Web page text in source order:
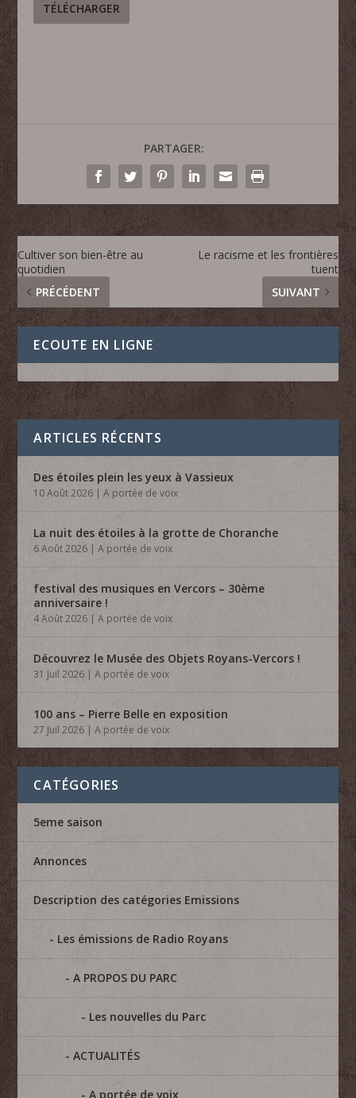
TÉLÉCHARGER
PARTAGER:
Cultiver son bien-être au
quotidien
PRÉCÉDENT
Le racisme et les frontières
tuent
SUIVANT
ECOUTE EN LIGNE
ARTICLES RÉCENTS
Des étoiles plein les yeux à Vassieux
10 Août 2026 |A portée de voix
La nuit des étoiles à la grotte de Choranche
6 Août 2026 |A portée de voix
festival des musiques en Vercors – 30ème
anniversaire !
4 Août 2026 |A portée de voix
Découvrez le Musée des Objets Royans-Vercors !
31 Juil 2026 |A portée de voix
100 ans – Pierre Belle en exposition
27 Juil 2026 |A portée de voix
CATÉGORIES
5eme saison
Annonces
Description des catégories Emissions
Les émissions de Radio Royans
A PROPOS DU PARC
Les nouvelles du Parc
ACTUALITÉS
A portée de voix